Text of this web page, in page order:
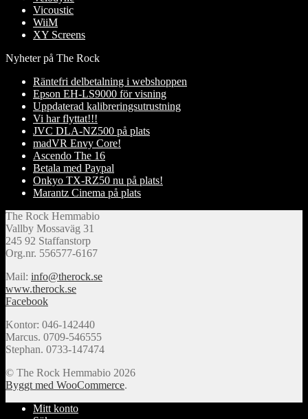
Vicoustic
WiiM
XY Screens
Nyheter på The Rock
Räntefri delbetalning i webshoppen
Epson EH-LS9000 för visning
Uppdaterad kalibreringsutrustning
Vi har flyttat!!!
JVC DLA-NZ500 på plats
madVR Envy Core!
Ascendo The 16
Betala med Paypal
Onkyo TX-RZ50 nu på plats!
Marantz Cinema på plats
The Rock Hemmabio
Vallby Mossaväg 31
245 92 Staffanstorp
Org.nr. 556577-6167
Mail: info@therock.se
www.therock.se
Facebook
Kontor: 046-142440
Marcus. 0709-546555
Stephan. 0733-147474
© The Rock Hemmabio 2026
Byggt med WooCommerce.
Mitt konto